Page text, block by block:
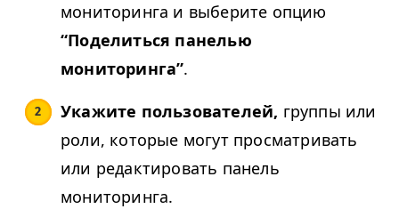
мониторинга и выберите опцию
“Поделиться панелью
мониторинга”.
Укажите пользователей, группы или
роли, которые могут просматривать
или редактировать панель
мониторинга.